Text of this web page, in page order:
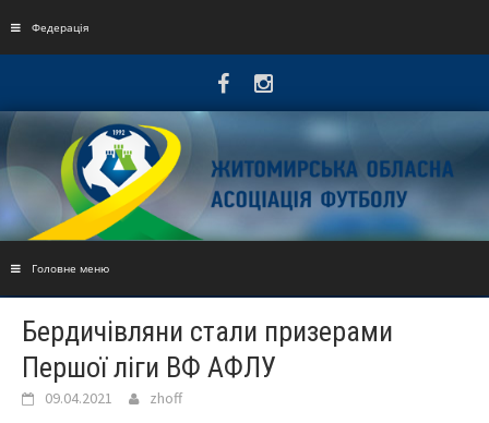
Федерація
Головне меню
Бердичівляни стали призерами
Першої ліги ВФ АФЛУ
09.04.2021 zhoff